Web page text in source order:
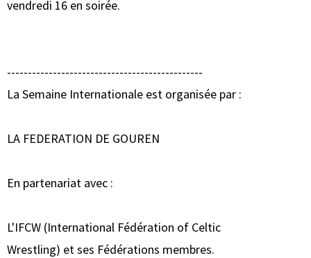
vendredi 16 en soirée.
-----------------------------------------------
La Semaine Internationale est organisée par :
LA FEDERATION DE GOUREN
En partenariat avec :
L'IFCW (International Fédération of Celtic
Wrestling) et ses Fédérations membres.